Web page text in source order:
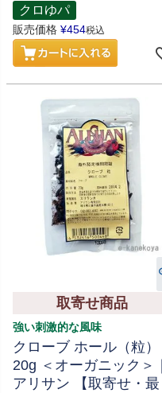
クロゆパ
販売価格 ¥454税込
取寄せ商品
強い刺激的な風味
クローブ ホール（粒）
20g ＜オーガニック＞｜
アリサン 【取寄せ・最